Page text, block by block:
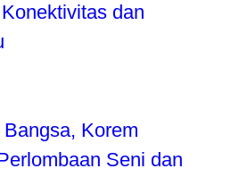
dan
Korem
Seni dan